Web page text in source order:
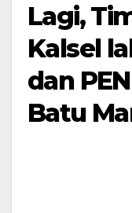
Lagi,
Kalsel
dan
Batu